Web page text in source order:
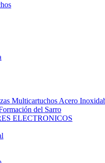
Multicartuchos Acero
del Sarro
ELECTRONICOS